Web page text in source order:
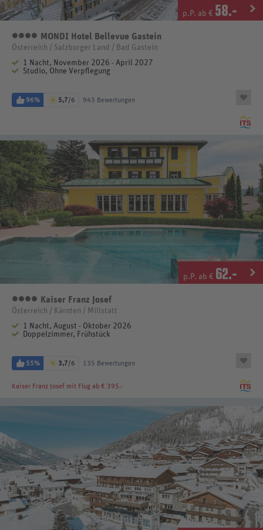
p.P. ab € 58.-
4 Sterne
MONDI Hotel Bellevue Gastein
Österreich / Salzburger Land / Bad Gastein
1 Nacht, November 2026 - April 2027
Studio, Ohne Verpflegung
96% 5,7/6 943 Bewertungen
p.P. ab € 62.-
4 Sterne
Kaiser Franz Josef
Österreich / Kärnten / Millstatt
1 Nacht, August - Oktober 2026
Doppelzimmer, Frühstück
55% 3,7/6 135 Bewertungen
Kaiser Franz Josef mit Flug ab € 395.-